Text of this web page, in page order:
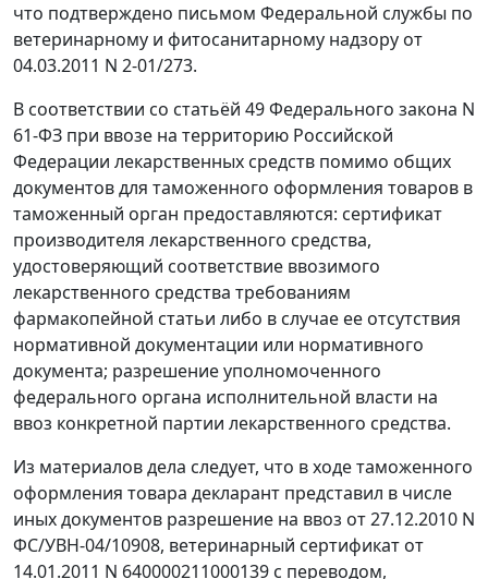
что подтверждено письмом Федеральной службы по
ветеринарному и фитосанитарному надзору от
04.03.2011 N 2-01/273.
В соответствии со статьёй 49Федерального закона N
61-ФЗ при ввозе на территорию Российской
Федерации лекарственных средств помимо общих
документов для таможенного оформления товаров в
таможенный орган предоставляются: сертификат
производителя лекарственного средства,
удостоверяющий соответствие ввозимого
лекарственного средства требованиям
фармакопейной статьи либо в случае ее отсутствия
нормативной документации или нормативного
документа; разрешение уполномоченного
федерального органа исполнительной власти на
ввоз конкретной партии лекарственного средства.
Из материалов дела следует, что в ходе таможенного
оформления товара декларант представил в числе
иных документов разрешение на ввоз от 27.12.2010 N
ФС/УВН-04/10908, ветеринарный сертификат от
14.01.2011 N 640000211000139 с переводом,